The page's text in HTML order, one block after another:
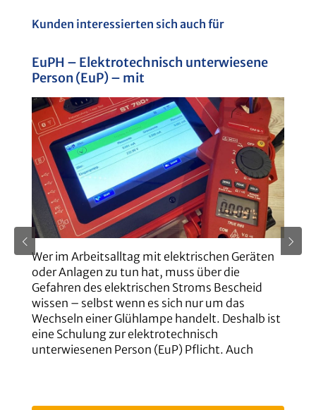
Produktgalerie überspringen
Kunden interessierten sich auch für
EuPH – Elektrotechnisch unterwiesene
Person (EuP) – mit
Prüfhelferqualifikation
Wer im Arbeitsalltag mit elektrischen Geräten
oder Anlagen zu tun hat, muss über die
Gefahren des elektrischen Stroms Bescheid
wissen – selbst wenn es sich nur um das
Wechseln einer Glühlampe handelt. Deshalb ist
eine Schulung zur elektrotechnisch
unterwiesenen Person (EuP) Pflicht. Auch